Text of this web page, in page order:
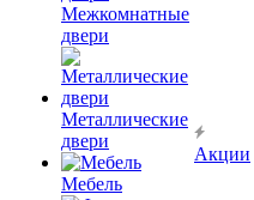
Межкомнатные
двери
Металлические
двери
Мебель
Акции